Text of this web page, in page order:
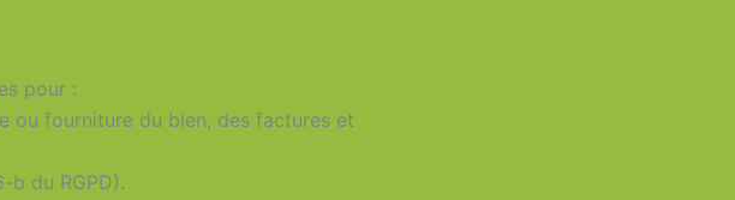
pour :
ou fourniture du bien, des factures et
b du RGPD).